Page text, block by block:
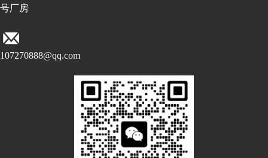
号厂房
107270888@qq.com